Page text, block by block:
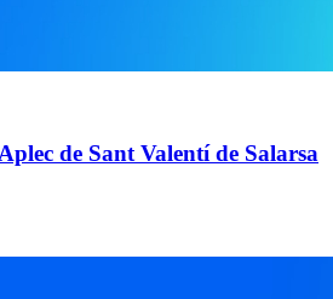
de Sant Valentí de Salarsa